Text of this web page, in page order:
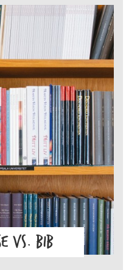
VS. BIB